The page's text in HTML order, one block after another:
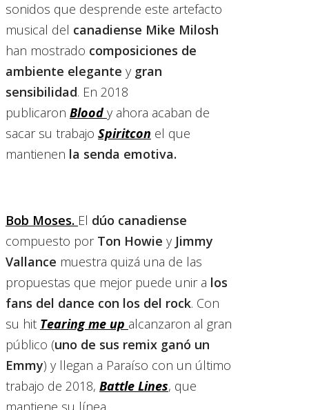
sonidos que desprende este artefacto
musical del canadiense Mike Milosh
han mostrado composiciones de
ambiente elegante y gran
sensibilidad. En 2018
publicaron Bloody ahora acaban de
sacar su trabajo Spiritcon el que
mantienen la senda emotiva.
Bob Moses. El dúo canadiense
compuesto por Ton Howie y Jimmy
Vallance muestra quizá una de las
propuestas que mejor puede unir a los
fans del dance con los del rock. Con
su hit Tearing me up alcanzaron al gran
público (uno de sus remix ganó un
Emmy) y llegan a Paraíso con un último
trabajo de 2018, Battle Lines, que
mantiene su línea.